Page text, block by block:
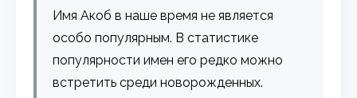
Имя Акоб в наше время не является
особо популярным. В статистике
популярности имен его редко можно
встретить среди новорожденных.